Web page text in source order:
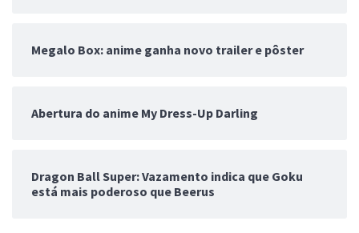
Megalo Box: anime ganha novo trailer e pôster
Abertura do anime My Dress-Up Darling
Dragon Ball Super: Vazamento indica que Goku
está mais poderoso que Beerus